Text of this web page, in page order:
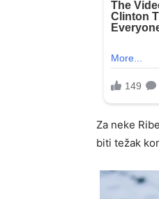
Za neke
biti težak